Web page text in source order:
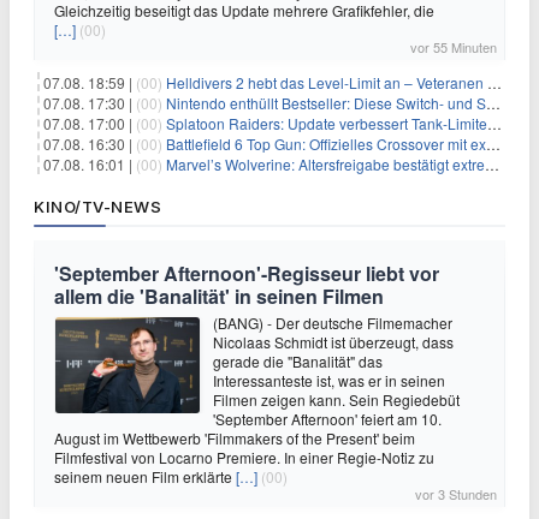
Gleichzeitig beseitigt das Update mehrere Grafikfehler, die
[…] (00)
vor 55 Minuten
07.08. 18:59 | (00) Helldivers 2 hebt das Level-Limit an – Veteranen können endlich weiter aufsteigen
07.08. 17:30 | (00) Nintendo enthüllt Bestseller: Diese Switch- und Switch-2-Spiele verkaufen sich am besten
07.08. 17:00 | (00) Splatoon Raiders: Update verbessert Tank-Limiter und behebt Bugs
07.08. 16:30 | (00) Battlefield 6 Top Gun: Offizielles Crossover mit exklusiven Inhalten angekündigt
07.08. 16:01 | (00) Marvel’s Wolverine: Altersfreigabe bestätigt extreme Gewalt und düstere Szenen
KINO/TV-NEWS
'September Afternoon'-Regisseur liebt vor
allem die 'Banalität' in seinen Filmen
(BANG) - Der deutsche Filmemacher
Nicolaas Schmidt ist überzeugt, dass
gerade die "Banalität" das
Interessanteste ist, was er in seinen
Filmen zeigen kann. Sein Regiedebüt
'September Afternoon' feiert am 10.
August im Wettbewerb 'Filmmakers of the Present' beim
Filmfestival von Locarno Premiere. In einer Regie-Notiz zu
seinem neuen Film erklärte […] (00)
vor 3 Stunden